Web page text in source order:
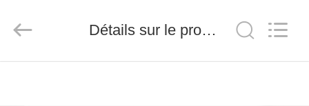
Co.，
Reserved.
Détails sur le produit